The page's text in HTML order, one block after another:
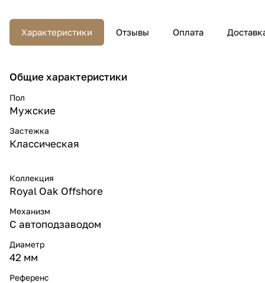
Характеристики Отзывы Оплата
Общие характеристики
Пол
Мужские
Застежка
Классическая
Коллекция
Royal Oak Offshore
Механизм
С автоподзаводом
Диаметр
42 мм
Референс